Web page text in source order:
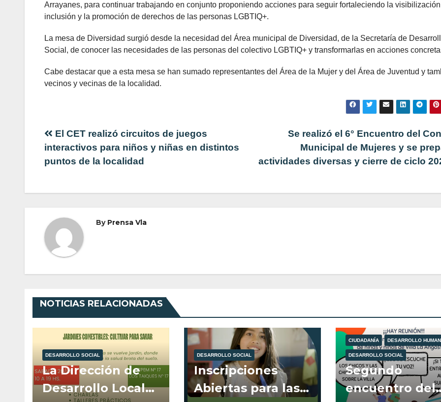
Arrayanes, para continuar trabajando en conjunto proponiendo acciones para seguir fortaleciendo la
inclusión y la promoción de derechos de las personas LGBTIQ+.
La mesa de Diversidad surgió desde la necesidad del Área municipal de Diversidad, de la Secretaría de
Social, de conocer las necesidades de las personas del colectivo LGBTIQ+ y transformarlas en acciones
Cabe destacar que a esta mesa se han sumado representantes del Área de la Mujer y del Área de Juventud y
vecinos y vecinas de la localidad.
Navegación
de
Se realizó el 6° Encuentro del
Municipal de Mujeres y se
actividades diversas y cierre de ciclo
El CET realizó circuitos de juegos
interactivos para niños y niñas en distintos
puntos de la localidad
By Prensa Vla
NOTICIAS RELACIONADAS
DESARROLLO SOCIAL
La Dirección de
Desarrollo Local
DESARROLLO SOCIAL
Inscripciones
Abiertas para las
CIUDADANÍA DESARROLLO
DESARROLLO SOCIAL
Segundo
encuentro del